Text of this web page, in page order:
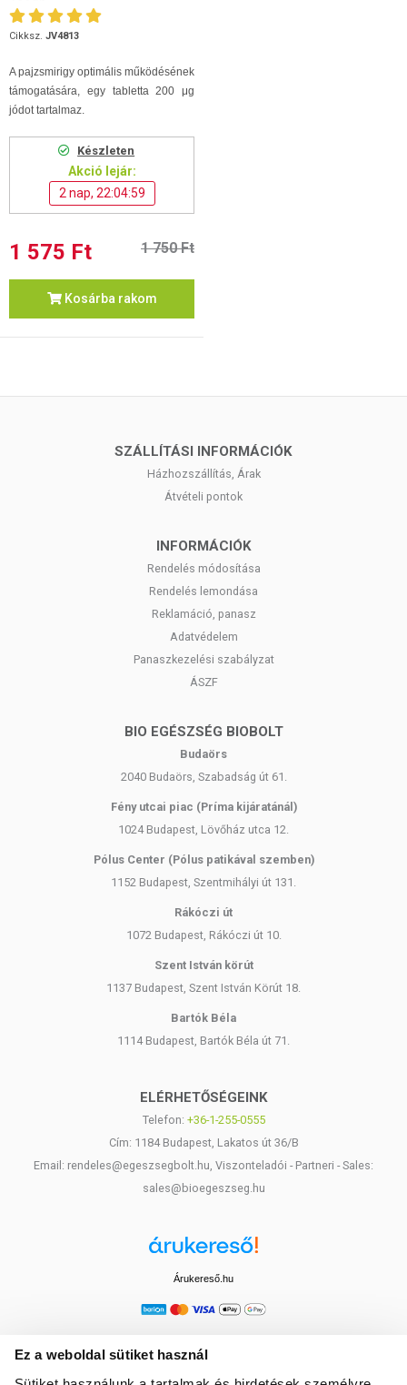
Ez a weboldal sütiket használ
Cikksz. JV4813
A pajzsmirigy optimális működésének
támogatására, egy tabletta 200 μg
jódot tartalmaz.
Készleten
Akció lejár:
2 nap, 22:04:58
1 575 Ft 1 750 Ft
Kosárba rakom
SZÁLLÍTÁSI INFORMÁCIÓK
Házhozszállítás, Árak
Átvételi pontok
INFORMÁCIÓK
Rendelés módosítása
Rendelés lemondása
Reklamáció, panasz
Adatvédelem
Panaszkezelési szabályzat
ÁSZF
BIO EGÉSZSÉG BIOBOLT
Budaörs
2040 Budaörs, Szabadság út 61.
Fény utcai piac (Príma kijáratánál)
1024 Budapest, Lövőház utca 12.
Pólus Center (Pólus patikával szemben)
1152 Budapest, Szentmihályi út 131.
Rákóczi út
1072 Budapest, Rákóczi út 10.
Szent István körút
1137 Budapest, Szent István Körút 18.
Bartók Béla
1114 Budapest, Bartók Béla út 71.
ELÉRHETŐSÉGEINK
Telefon: +36-1-255-0555
Cím: 1184 Budapest, Lakatos út 36/B
Email: rendeles@egeszsegbolt.hu, Viszonteladói - Partneri - Sales:
sales@bioegeszseg.hu
Árukereső.hu